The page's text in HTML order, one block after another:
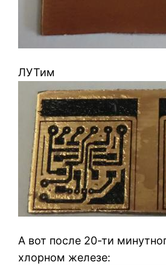
ЛУТим
А вот после 20-ти
хлорном железе: